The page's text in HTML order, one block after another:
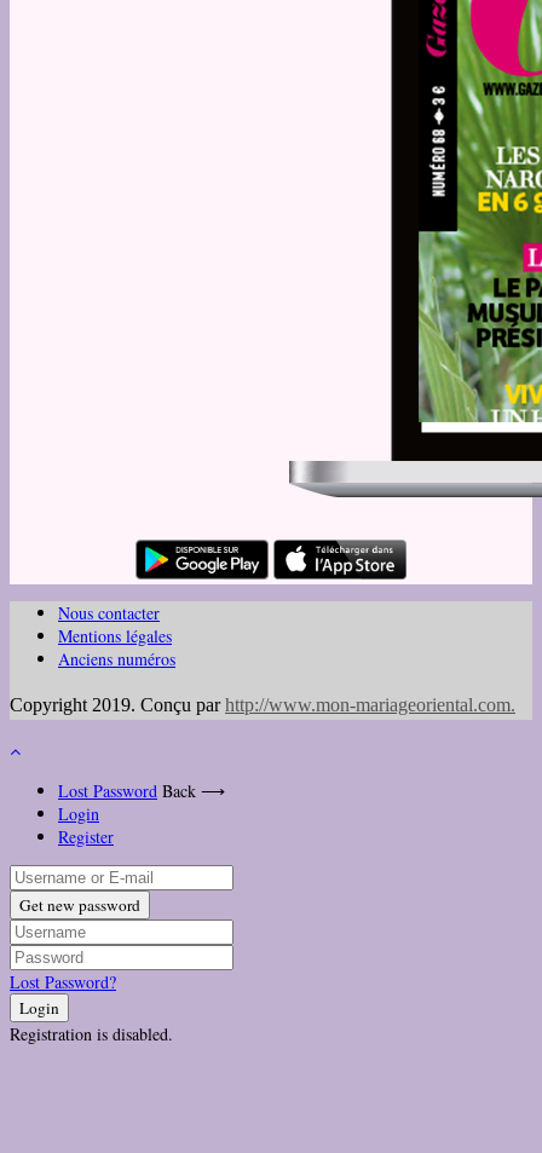
Nous contacter
Mentions légales
Anciens numéros
Copyright 2019. Conçu parhttp://www.mon-mariageoriental.com.
Lost Password Back ⟶
Login
Register
Get new password
Lost Password?
Login
Registration is disabled.